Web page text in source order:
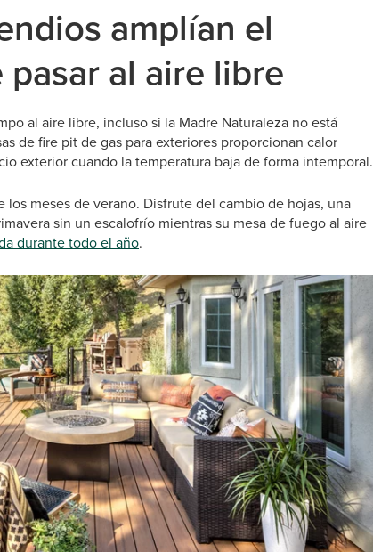
amplían el
al aire libre
al aire libre, incluso si la Madre Naturaleza no está
de fire pit de gas para exteriores proporcionan calor
exterior cuando la temperatura baja de forma intemporal.
meses de verano. Disfrute del cambio de hojas, una
sin un escalofrío mientras su mesa de fuego al aire
durante todo el año.